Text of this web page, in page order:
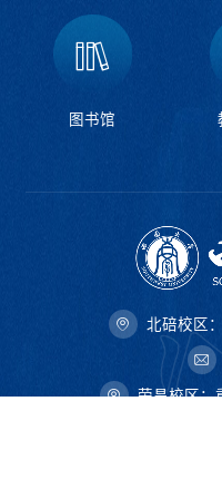
图书馆
北碚校区
荣昌校区：